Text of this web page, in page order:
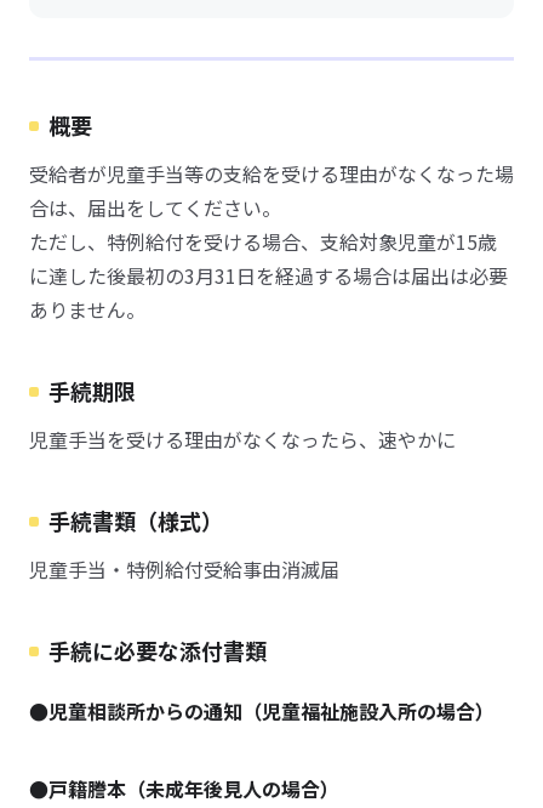
概要
受給者が児童手当等の支給を受ける理由がなくなった場
合は、届出をしてください。
ただし、特例給付を受ける場合、支給対象児童が15歳
に達した後最初の3月31日を経過する場合は届出は必要
ありません。
手続期限
児童手当を受ける理由がなくなったら、速やかに
手続書類（様式）
児童手当・特例給付受給事由消滅届
手続に必要な添付書類
●児童相談所からの通知（児童福祉施設入所の場合）
●戸籍謄本（未成年後見人の場合）